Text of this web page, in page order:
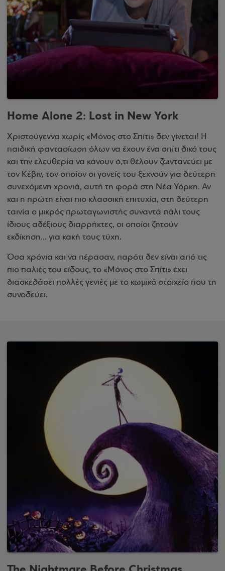
Home Alone 2: Lost in New York
Χριστούγεννα χωρίς «Μόνος στο Σπίτι» δεν γίνεται! Η
παιδική φαντασίωση όλων να έχουν ένα σπίτι δικό τους
και την ελευθερία να κάνουν ό,τι θέλουν ζωντανεύει με
τον Κέβιν, τον οποίον οι γονείς του ξεχνούν για δεύτερη
συνεχόμενη χρονιά, αυτή τη φορά στη Νέα Υόρκη. Αν
και η πρώτη είναι πιο κλασσική επιτυχία, στη δεύτερη
ταινία ο μικρός πρωταγωνιστής συναντά πάλι τους
ίδιους αδέξιους διαρρήκτες, οι οποίοι ζητούν
εκδίκηση… για κακή τους τύχη.
Όσα χρόνια και να πέρασαν, παρότι δεν είναι από τις
πιο παλιές του είδους, το «Μόνος στο Σπίτι» έχει
διασκεδάσει πολλές γενιές με το κωμικό στοιχείο που τη
συνοδεύει.